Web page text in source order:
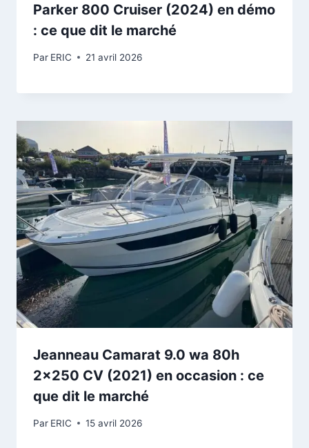
Parker 800 Cruiser (2024) en démo
: ce que dit le marché
Par ERIC 21 avril 2026
Jeanneau Camarat 9.0 wa 80h
2×250 CV (2021) en occasion : ce
que dit le marché
Par ERIC 15 avril 2026